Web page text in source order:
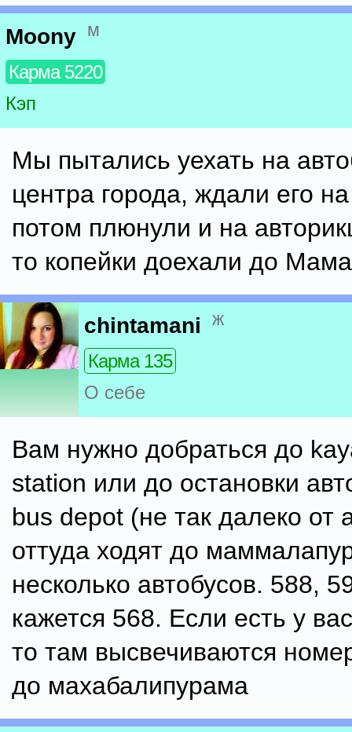
Moony м
Карма 5220
Кэп
Мы пытались уехать на
центра города, ждали его
потом плюнули и на
то копейки доехали до
chintamani ж
Карма 135
О себе
Вам нужно добраться до
station или до остановки
bus depot (не так далеко от
оттуда ходят до
несколько автобусов. 588,
кажется 568. Если есть у
то там высвечиваются
до махабалипурама